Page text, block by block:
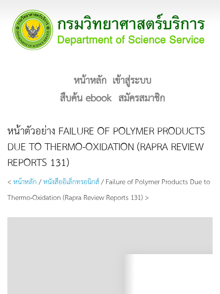
หน้าหลัก เข้าสู่ระบบ
สืบค้น ebook สมัครสมาชิก
หน้าตัวอย่าง FAILURE OF POLYMER PRODUCTS
DUE TO THERMO-OXIDATION (RAPRA REVIEW
REPORTS 131)
<หน้าหลัก /หนังสืออิเล็กทรอนิกส์/ Failure of Polymer Products Due to
Thermo-Oxidation (Rapra Review Reports 131) >